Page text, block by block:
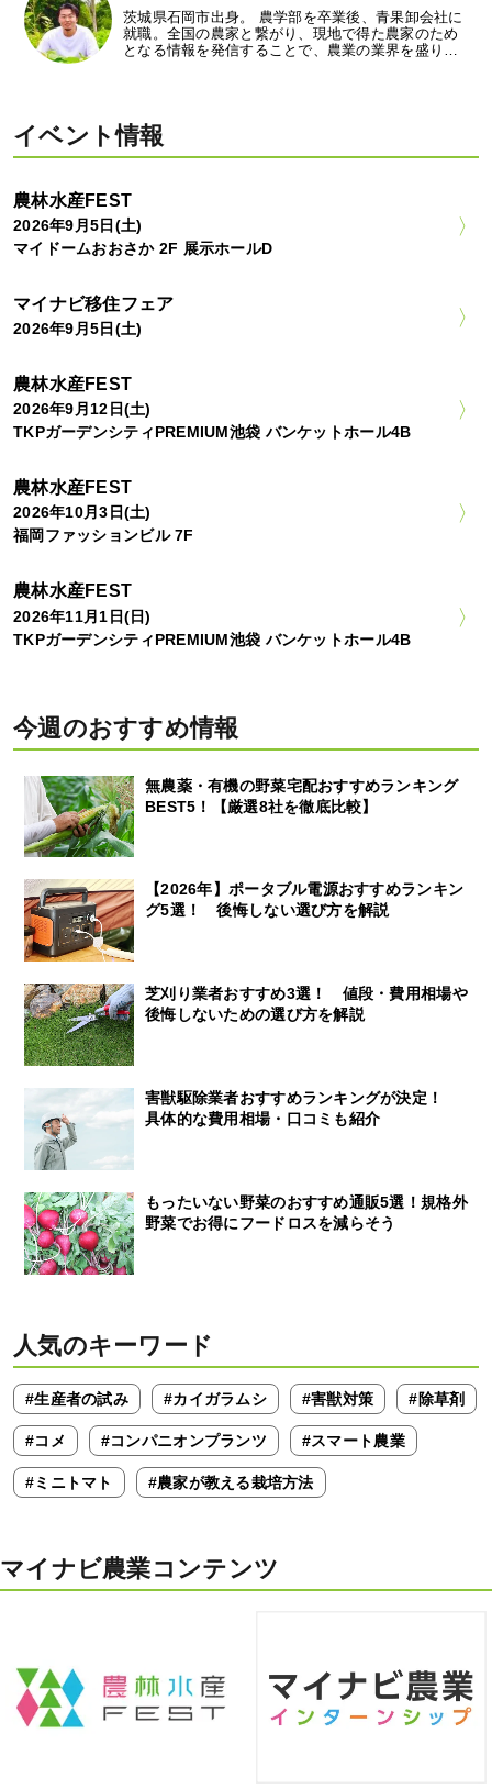
茨城県石岡市出身。 農学部を卒業後、青果卸会社に
就職。全国の農家と繋がり、現地で得た農家のため
となる情報を発信することで、農業の業界を盛り…
イベント情報
農林水産FEST
2026年9月5日(土)
マイドームおおさか 2F 展示ホールD
マイナビ移住フェア
2026年9月5日(土)
農林水産FEST
2026年9月12日(土)
TKPガーデンシティPREMIUM池袋 バンケットホール4B
農林水産FEST
2026年10月3日(土)
福岡ファッションビル 7F
農林水産FEST
2026年11月1日(日)
TKPガーデンシティPREMIUM池袋 バンケットホール4B
今週のおすすめ情報
無農薬・有機の野菜宅配おすすめランキング
BEST5！【厳選8社を徹底比較】
【2026年】ポータブル電源おすすめランキン
グ5選！ 後悔しない選び方を解説
芝刈り業者おすすめ3選！ 値段・費用相場や
後悔しないための選び方を解説
害獣駆除業者おすすめランキングが決定！
具体的な費用相場・口コミも紹介
もったいない野菜のおすすめ通販5選！規格外
野菜でお得にフードロスを減らそう
人気のキーワード
#生産者の試み #カイガラムシ #害獣対策 #除草剤
#コメ #コンパニオンプランツ #スマート農業
#ミニトマト #農家が教える栽培方法
マイナビ農業コンテンツ